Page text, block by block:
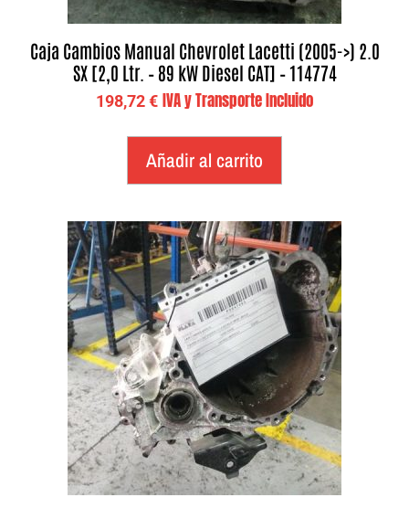
Caja Cambios Manual Chevrolet Lacetti (2005->) 2.0
SX [2,0 Ltr. – 89 kW Diesel CAT] – 114774
198,72€ IVA y Transporte Incluido
Añadir al carrito